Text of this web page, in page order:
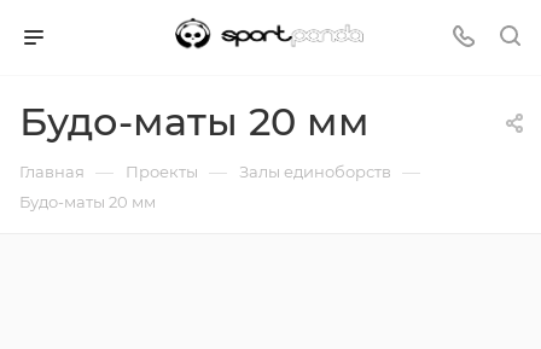
Будо-маты 20 мм
Главная — Проекты — Залы единоборств —
Будо-маты 20 мм